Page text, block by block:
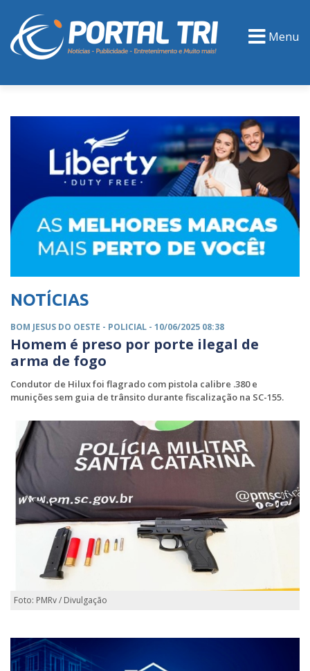
Menu
NOTÍCIAS
BOM JESUS DO OESTE - POLICIAL - 10/06/2025 08:38
Homem é preso por porte ilegal de
arma de fogo
Condutor de Hilux foi flagrado com pistola calibre .380 e
munições sem guia de trânsito durante fiscalização na SC-155.
Foto: PMRv / Divulgação